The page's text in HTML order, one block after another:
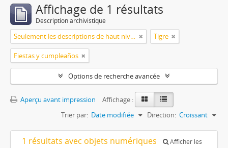
Affichage de 1 résultats
Description archivistique
Seulement les descriptions de haut niveau Tigre
Fiestas y cumpleaños
Options de recherche avancée
Aperçu avant impression
Affichage :
Trier par: Date modifiée Direction: Croissant
1 résultats avec objets numériques
Afficher les